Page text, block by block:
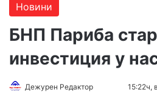
Новини
БНП Париба
инвестиция у
Дежурен Редактор 15:22ч,